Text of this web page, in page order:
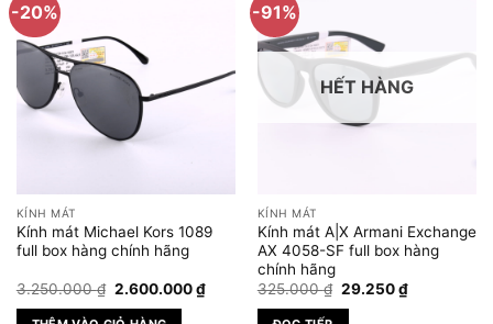
-20%
KÍNH MÁT
Kính mát Michael Kors 1089
full box hàng chính hãng
3.250.000₫ Giá
là:
2.600.000₫Giá
hiện
-91%
HẾT HÀNG
KÍNH MÁT
Kính mát A|X Armani Exchange
AX 4058-SF full box hàng
chính hãng
325.000₫ Giá
29.250₫Giá
hiện